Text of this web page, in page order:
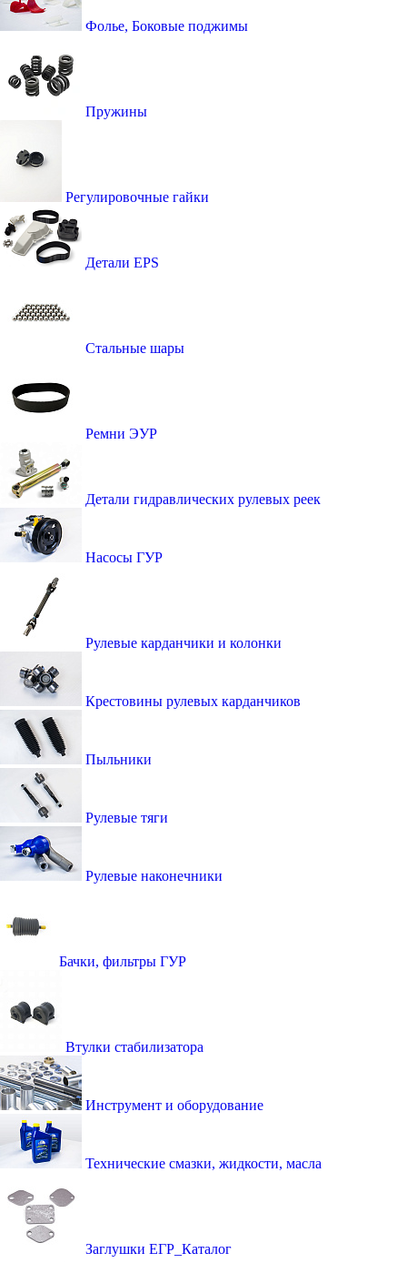
Фолье, Боковые поджимы
Пружины
Регулировочные гайки
Детали EPS
Стальные шары
Ремни ЭУР
Детали гидравлических рулевых реек
Насосы ГУР
Рулевые карданчики и колонки
Крестовины рулевых карданчиков
Пыльники
Рулевые тяги
Рулевые наконечники
Бачки, фильтры ГУР
Втулки стабилизатора
Инструмент и оборудование
Технические смазки, жидкости, масла
Заглушки ЕГР_Каталог